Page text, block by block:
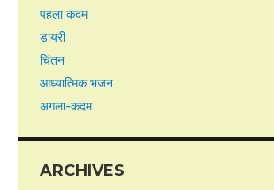
पहला कदम
डायरी
चिंतन
आध्यात्मिक भजन
अगला-कदम
ARCHIVES